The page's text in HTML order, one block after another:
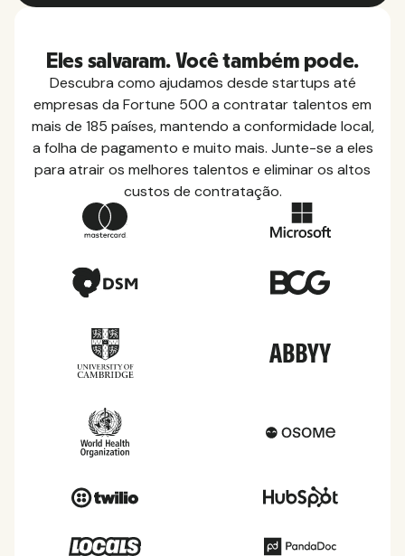
Eles salvaram. Você também pode.
Descubra como ajudamos desde startups até
empresas da Fortune 500 a contratar talentos em
mais de 185 países, mantendo a conformidade local,
a folha de pagamento e muito mais. Junte-se a eles
para atrair os melhores talentos e eliminar os altos
custos de contratação.